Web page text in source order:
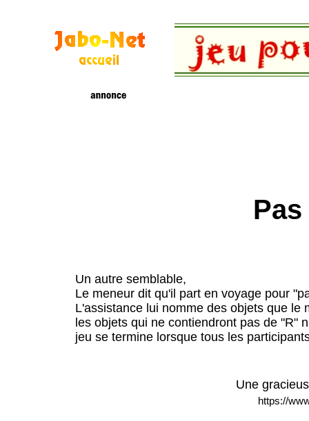
Un autre semblable,
Le meneur dit qu'il part en voyage pour
L'assistance lui nomme des objets que le
les objets qui ne contiendront pas de "R"
jeu se termine lorsque tous les
Une
https://